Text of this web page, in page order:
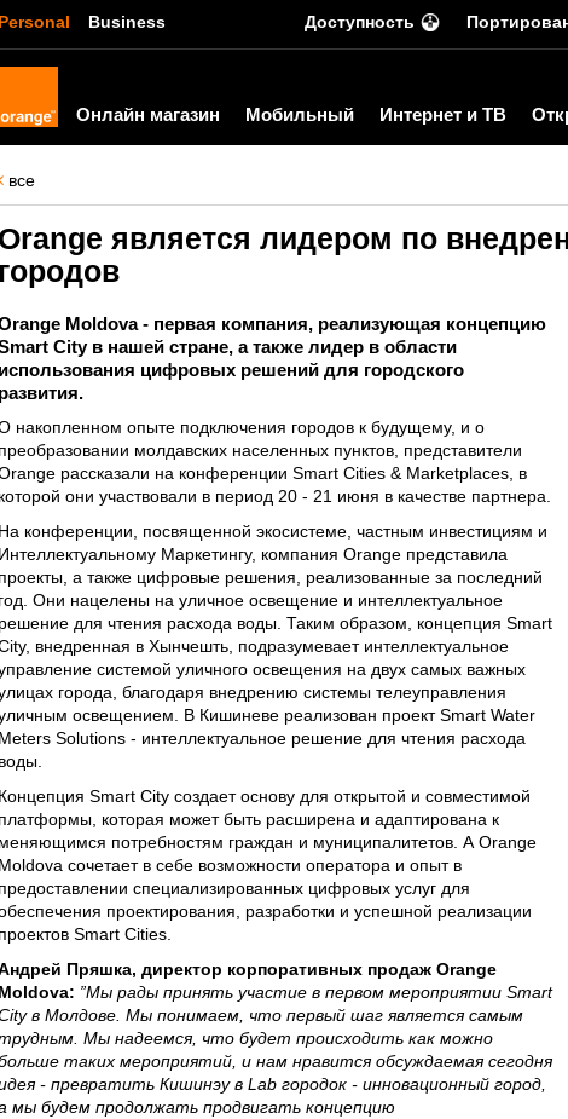
Personal Business Доступность
Онлайн магазин Мобильный Интернет и ТВ
все
Orange является лидером по
городов
Moldova - первая компания, реализующая концепцию
City в нашей стране, а также лидер в области
использования цифровых решений для городского
развития.
накопленном опыте подключения городов к будущему, и о
преобразовании молдавских населенных пунктов, представители
рассказали на конференции Smart Cities & Marketplaces, в
которой они участвовали в период 20 - 21 июня в качестве партнера.
На конференции, посвященной экосистеме, частным инвестициям и
Интеллектуальному Маркетингу, компания Orange представила
проекты, а также цифровые решения, реализованные за последний
год. Они нацелены на уличное освещение и интеллектуальное
решение для чтения расхода воды. Таким образом, концепция Smart
внедренная в Хынчешть, подразумевает интеллектуальное
системой уличного освещения на двух самых важных
города, благодаря внедрению системы телеуправления
освещением. В Кишиневе реализован проект Smart Water
Meters Solutions - интеллектуальное решение для чтения расхода
воды.
Концепция Smart City создает основу для открытой и совместимой
платформы, которая может быть расширена и адаптирована к
меняющимся потребностям граждан и муниципалитетов. А Orange
Moldova сочетает в себе возможности оператора и опыт в
предоставлении специализированных цифровых услуг для
проектирования, разработки и успешной реализации
проектов Smart Cities.
Пряшкa, директор корпоративных продаж Orange
Moldova: ”Мы рады принять участие в первом мероприятии Smart
в Молдове. Мы понимаем, что первый шаг является самым
Мы надеемся, что будет происходить как можно
таких мероприятий, и нам нравится обсуждаемая сегодня
- превратить Кишинэу в Lab городок - инновационный город,
мы будем продолжать продвигать концепцию